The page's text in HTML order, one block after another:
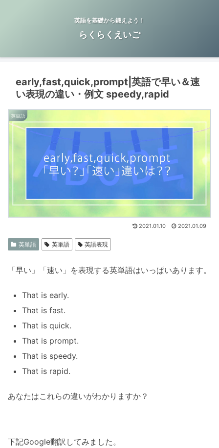
英語を基礎から鍛えよう！
らくらくえいご
early,fast,quick,prompt|英語で早い＆速
い表現の違い・例文 speedy,rapid
英単語
2021.01.10 2021.01.09
英単語 英単語 英語表現
「早い」「速い」を表現する英単語はいっぱいあります。
That is early.
That is fast.
That is quick.
That is prompt.
That is speedy.
That is rapid.
あなたはこれらの違いがわかりますか？
下記Google翻訳してみました。